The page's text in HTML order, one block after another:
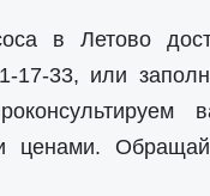
в Летово
17-33, или
ценами.